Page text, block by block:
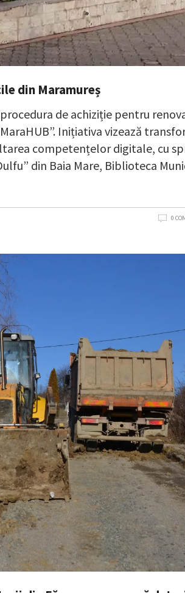
din Maramureș
de achiziție pentru
Inițiativa vizează
competențelor digitale, cu
din Baia Mare, Biblioteca
0